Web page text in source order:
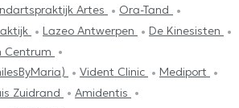
Artes
Ora-Tand
Lazeo Antwerpen
De Kinesisten
Centrum
Vident Clinic
Mediport
Zuidrand
Amidentis